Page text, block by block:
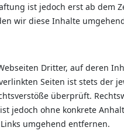
ist jedoch erst ab dem
wir diese Inhalte
Dritter, auf deren
Seiten ist stets der
überprüft.
jedoch ohne konkrete
umgehend entfernen.